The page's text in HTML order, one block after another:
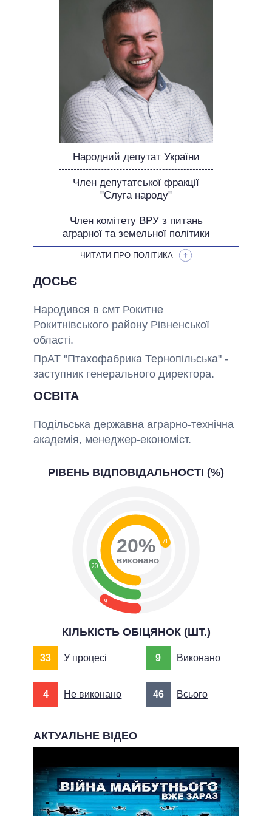
НЕВИКОНАНІ ОБІЦЯНКИ
ОБІЦЯНКИ У ПРОЦЕСІ
ВСІ ОБІЦЯНКИ
АРХІВНІ ОБІЦЯНКИ
Народний депутат України
Член депутатської фракції
"Слуга народу"
Член комітету ВРУ з питань
аграрної та земельної політики
ЧИТАТИ ПРО ПОЛІТИКА
ДОСЬЄ
Народився в смт Рокитне
Рокитнівського району Рівненської
області.
ПрАТ "Птахофабрика Тернопільська" -
заступник генерального директора.
ОСВІТА
Подільська державна аграрно-технічна
академія, менеджер-економіст.
РІВЕНЬ ВІДПОВІДАЛЬНОСТІ (%)
9
20
71
20%
виконано
КІЛЬКІСТЬ ОБІЦЯНОК (ШТ.)
33 У процесі 9 Виконано
4 Не виконано 46 Всього
АКТУАЛЬНЕ ВІДЕО